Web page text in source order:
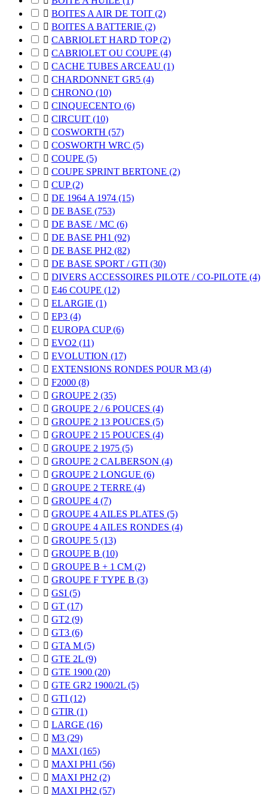
 BOITES A AIR DE TOIT (2)
 BOITES A BATTERIE (2)
 CABRIOLET HARD TOP(2)
 CABRIOLET OU COUPE (4)
 CACHE TUBES ARCEAU (1)
 CHARDONNET GR5 (4)
 CHRONO (10)
 CINQUECENTO (6)
 CIRCUIT (10)
 COSWORTH (57)
 COSWORTH WRC (5)
 COUPE (5)
 COUPE SPRINT BERTONE (2)
 CUP(2)
 DE 1964 A 1974 (15)
 DE BASE (753)
 DE BASE / MC (6)
 DE BASE PH1 (92)
 DE BASE PH2 (82)
 DE BASE SPORT / GTI (30)
 DIVERS ACCESSOIRES PILOTE / CO-PILOTE (4)
 E46 COUPE (12)
 ELARGIE (1)
 EP3 (4)
 EUROPA CUP(6)
 EVO2 (11)
 EVOLUTION (17)
 EXTENSIONS RONDES POUR M3 (4)
 F2000 (8)
 GROUPE 2 (35)
 GROUPE 2 / 6 POUCES (4)
 GROUPE 2 13 POUCES (5)
 GROUPE 2 15 POUCES (4)
 GROUPE 2 1975 (5)
 GROUPE 2 CALBERSON (4)
 GROUPE 2 LONGUE (6)
 GROUPE 2 TERRE (4)
 GROUPE 4 (7)
 GROUPE 4 AILES PLATES (5)
 GROUPE 4 AILES RONDES (4)
 GROUPE 5 (13)
 GROUPE B (10)
 GROUPE B + 1 CM (2)
 GROUPE F TYPE B (3)
 GSI (5)
 GT (17)
 GT2 (9)
 GT3 (6)
 GTA M (5)
 GTE 2L (9)
 GTE 1900 (20)
 GTE GR2 1900/2L (5)
 GTI (12)
 GTIR (1)
 LARGE (16)
 M3 (29)
 MAXI (165)
 MAXI PH1 (56)
 MAXI PH2 (2)
 MAXI PH2 (57)